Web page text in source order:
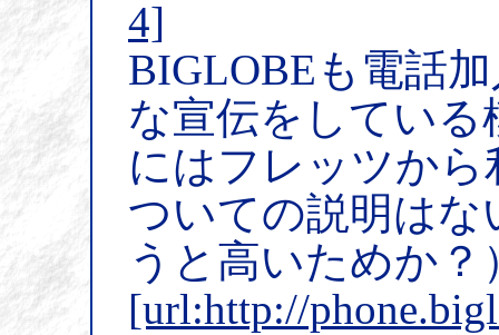
4]
BIGLOBEも電話
な宣伝をしてい
にはフレッツか
ついての説明は
うと高いためか？
[url:http://